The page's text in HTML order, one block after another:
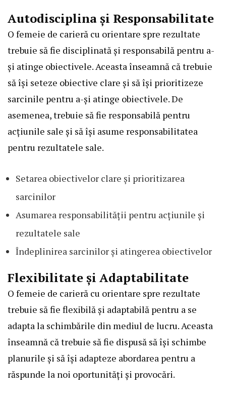
Autodisciplina și Responsabilitate
O femeie de carieră cu orientare spre rezultate
trebuie să fie disciplinată și responsabilă pentru a-
și atinge obiectivele. Aceasta înseamnă că trebuie
să își seteze obiective clare și să își prioritizeze
sarcinile pentru a-și atinge obiectivele. De
asemenea, trebuie să fie responsabilă pentru
acțiunile sale și să își asume responsabilitatea
pentru rezultatele sale.
Setarea obiectivelor clare și prioritizarea
sarcinilor
Asumarea responsabilității pentru acțiunile și
rezultatele sale
Îndeplinirea sarcinilor și atingerea obiectivelor
Flexibilitate și Adaptabilitate
O femeie de carieră cu orientare spre rezultate
trebuie să fie flexibilă și adaptabilă pentru a se
adapta la schimbările din mediul de lucru. Aceasta
înseamnă că trebuie să fie dispusă să își schimbe
planurile și să își adapteze abordarea pentru a
răspunde la noi oportunități și provocări.